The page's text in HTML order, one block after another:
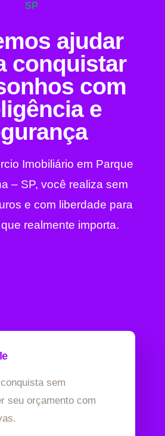
SP
ajudar
conquistar
com
e
Imobiliário em Parque
– SP, você realiza sem
e com liberdade para
realmente importa.
sem
seu orçamento com